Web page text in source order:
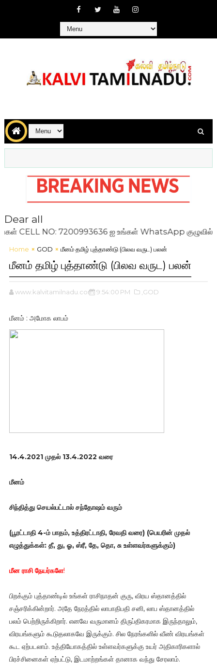
Dear all
NO: 7200993636 ஐ உங்கள் WhatsApp குழுவில்
Home GOD மீனம் தமிழ் புத்தாண்டு (பிலவ வருட) பலன்
மீனம் தமிழ் புத்தாண்டு (பிலவ வருட) பலன்
www.kalvitamilnadu.com 9:54:00 PM ,GOD
மீனம் : அமோக லாபம்
14.4.2021 முதல் 13.4.2022 வரை
மீனம்
சிந்தித்து செயல்பட்டால் சந்தோஷம் வரும்
(பூரட்டாதி 4-ம் பாதம், உத்திரட்டாதி, ரேவதி வரை) (பெயரின் முதல்
எழுத்துக்கள்: தீ, து, ஓ, ஸ்ரீ, தே, தொ, சு உள்ளவர்களுக்கும்)
மீன ராசி நேயர்களே!
பிறக்கும் புத்தாண்டில் உங்கள் ராசிநாதன் குரு, விரய ஸ்தானத்தில்
சஞ்சரிக்கின்றார். அதே நேரத்தில் லாபாதிபதி சனி, லாப ஸ்தானத்தில்
பலம் பெற்றிருக்கிறார். எனவே வருமானம் திருப்திகரமாக இருந்தாலும்,
விரயங்களும் கூடுதலாகவே இருக்கும். சில நேரங்களில் வீண் விரயங்கள்
கூட ஏற்படலாம். உத்தியோகத்தில் உள்ளவர்களுக்கு உயர் அதிகாரிகளால்
பிரச்சினைகள் ஏற்பட்டு, இடமாற்றங்கள் தானாக வந்து சேரலாம்.